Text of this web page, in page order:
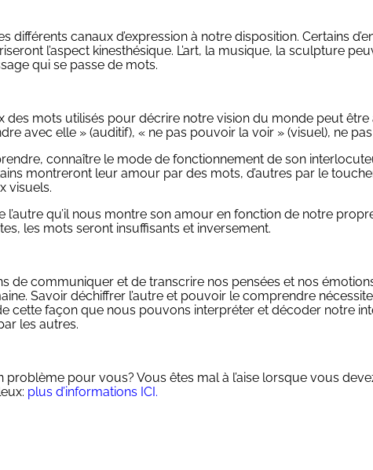
différents canaux d’expression à notre disposition. Certains
l’aspect kinesthésique. L’art, la musique, la sculpture
qui se passe de mots.
des mots utilisés pour décrire notre vision du monde peut être
avec elle » (auditif), « ne pas pouvoir la voir » (visuel), ne
connaître le mode de fonctionnement de son
montreront leur amour par des mots, d’autres par le
visuels.
l’autre qu’il nous montre son amour en fonction de notre
les mots seront insuffisants et inversement.
de communiquer et de transcrire nos pensées et nos
Savoir déchiffrer l’autre et pouvoir le comprendre
de cette façon que nous pouvons interpréter et décoder notre
les autres.
pour vous? Vous êtes mal à l’aise lorsque vous
plus d’informations ICI.